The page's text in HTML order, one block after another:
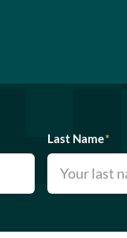
Last Name*